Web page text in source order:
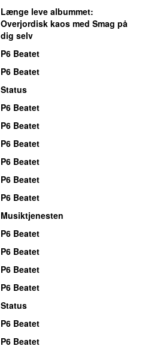
Længe leve albummet:
Overjordisk kaos med Smag på
dig selv
P6 Beatet
P6 Beatet
Status
P6 Beatet
P6 Beatet
P6 Beatet
P6 Beatet
P6 Beatet
P6 Beatet
Musiktjenesten
P6 Beatet
P6 Beatet
P6 Beatet
P6 Beatet
Status
P6 Beatet
P6 Beatet